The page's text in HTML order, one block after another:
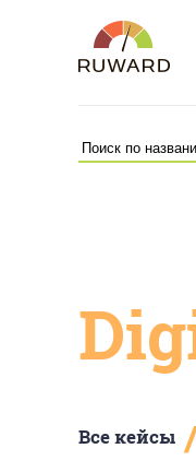
Все кейсы